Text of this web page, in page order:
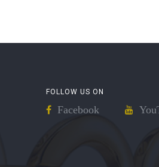
FOLLOW US ON
Facebook